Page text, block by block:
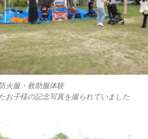
火服・救助服体験
お子様の記念写真を撮られていました